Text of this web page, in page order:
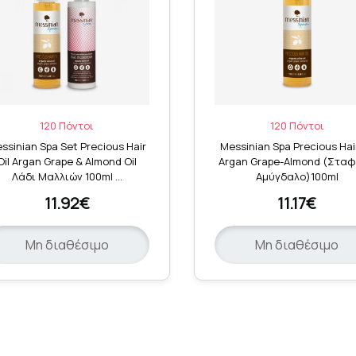
120 Πόντοι
Spa Set Precious Hair
Argan Grape & Almond Oil
Λάδι Μαλλιών 100ml …
11.92€
Μη διαθέσιμο
120 Πόντοι
Messinian Spa Precious
Argan Grape-Almond
Αμύγδαλο)100ml
11.17€
Μη διαθέσιμο